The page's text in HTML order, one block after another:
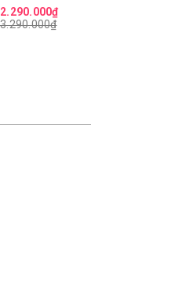
2.290.000₫
3.290.000₫